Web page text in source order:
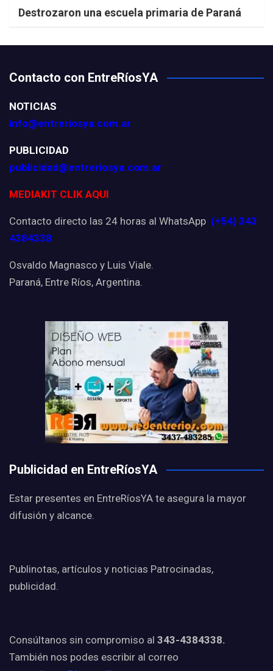
Destrozaron una escuela primaria de Paraná
Contacto con EntreRíosYA
NOTICIAS
info@entreriosya.com.ar
PUBLICIDAD
publicidad@entreriosya.com.ar
MEDIAKIT CLIK AQUI
Contacto directo las 24 horas al WhatsApp (+54) 343
4384338
Osvaldo Magnasco y Luis Viale.
Paraná, Entre Ríos, Argentina.
Publicidad en EntreRíosYA
Estar presentes en EntreRíosYA te asegura la mayor
difusión y alcance.
Publinotas, artículos y noticias Patrocinadas,
publicidad.
Consúltanos sin compromiso al 343-4384338.
También nos podes escribir al correo